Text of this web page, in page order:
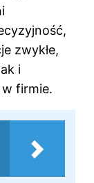
zwykłe,
i
firmie.